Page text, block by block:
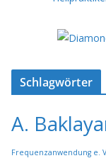
Schlagwörter
A.
Frequenzanwendung e.